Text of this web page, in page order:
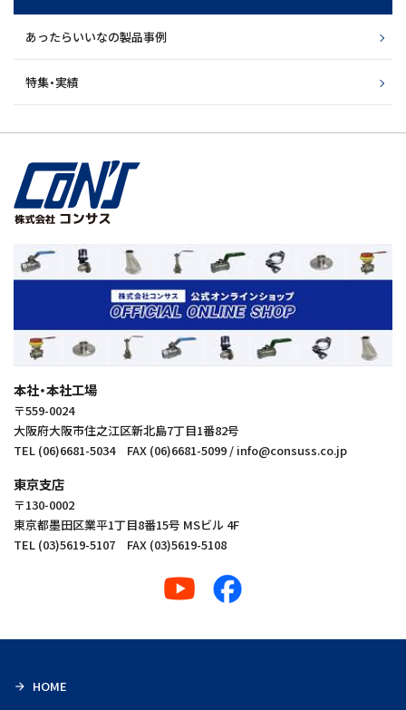
あったらいいなの製品事例
特集・実績
本社・本社工場
〒559-0024
大阪府大阪市住之江区新北島7丁目1番82号
TEL (06)6681-5034 FAX (06)6681-5099 / info@consuss.co.jp
東京支店
〒130‑0002
東京都墨田区業平1丁目8番15号 MSビル 4F
TEL (03)5619-5107 FAX (03)5619-5108
HOME